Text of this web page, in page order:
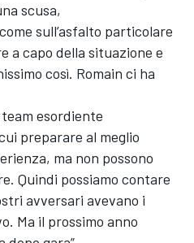
scusa,
sull’asfalto particolare
a capo della situazione e
così. Romain ci ha
esordiente
preparare al meglio
ma non possono
Quindi possiamo contare
avversari avevano i
Ma il prossimo anno